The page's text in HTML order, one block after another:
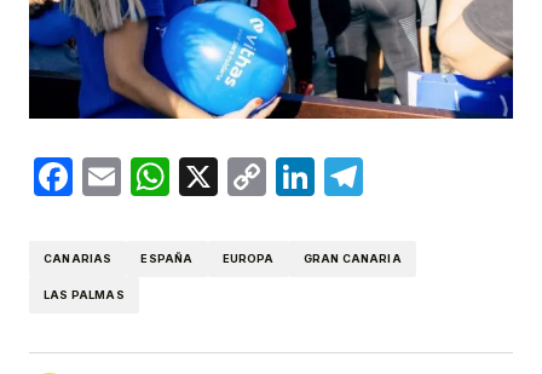
Facebook
EmailWhatsApp
X
CopyLinkedIn
CANARIAS ESPAÑA EUROPA GRAN CANARIA
LAS PALMAS